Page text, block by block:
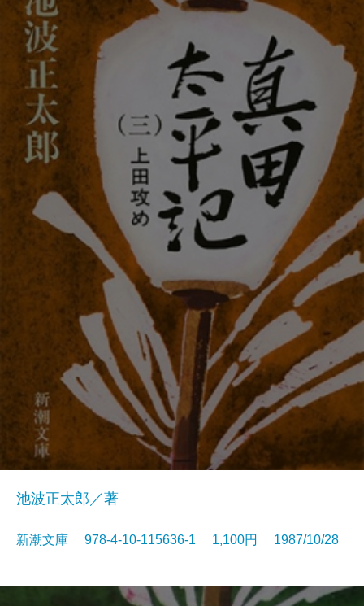
池波正太郎／著
新潮文庫 978-4-10-115636-1 1,100円 1987/10/28